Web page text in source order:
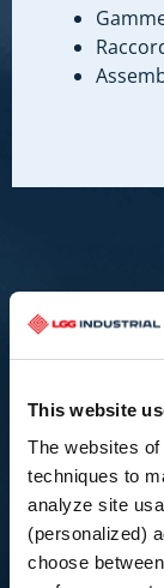
This website
The websites
techniques to
analyze site
(personalized)
choose